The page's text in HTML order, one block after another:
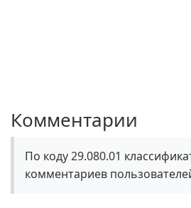
Комментарии
По коду 29.080.01
комментариев